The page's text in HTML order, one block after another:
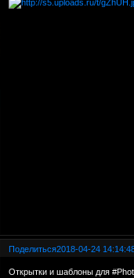
Поделиться2018-04-24
Открытки и шаблоны для